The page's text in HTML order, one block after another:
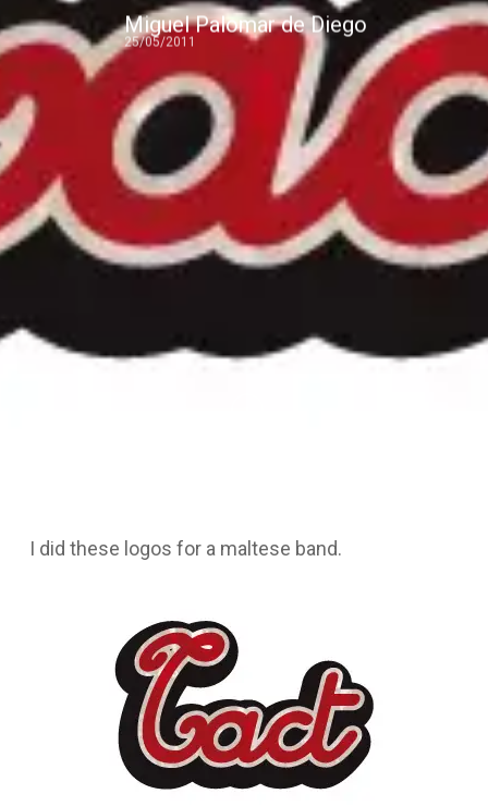
Miguel Palomar de Diego
25/05/2011
I did these logos for a maltese band.